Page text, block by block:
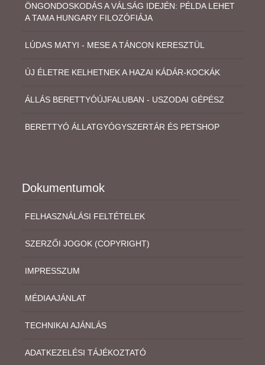
ÖNGONDOSKODÁS A VÁLSÁG IDEJÉN: PÉLDA LEHET
A TAMA HUNGARY FILOZÓFIÁJA
LÚDAS MATYI - MESE A TÁNCON KERESZTÜL
ÚJ ÉLETRE KELHETNEK A HAZAI KÁDÁR-KOCKÁK
ÁLLÁS BERETTYÓÚJFALUBAN - USZODAI GÉPÉSZ
BERETTYÓ ÁLLATGYÓGYSZERTÁR ÉS PETSHOP
Dokumentumok
FELHASZNÁLÁSI FELTÉTELEK
SZERZŐI JOGOK (COPYRIGHT)
IMPRESSZUM
MÉDIAAJÁNLAT
TECHNIKAI AJÁNLÁS
ADATKEZELÉSI TÁJÉKOZTATÓ